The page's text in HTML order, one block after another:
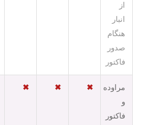
از
انبار
هنگام
صدور
فاکتور
مراوده
و
فاکتور
✖
✖
✖